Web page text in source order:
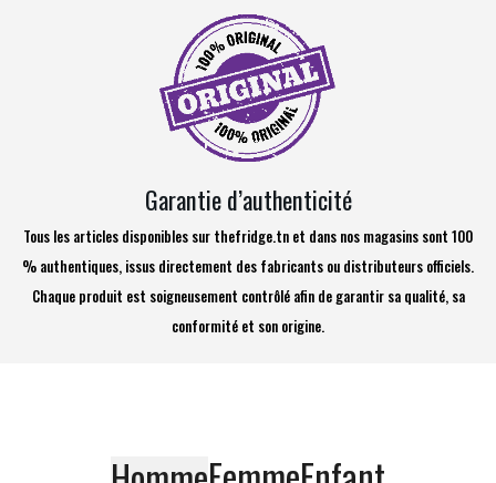
Garantie d’authenticité
Tous les articles disponibles sur thefridge.tn et dans nos magasins sont 100
% authentiques, issus directement des fabricants ou distributeurs officiels.
Chaque produit est soigneusement contrôlé afin de garantir sa qualité, sa
conformité et son origine.